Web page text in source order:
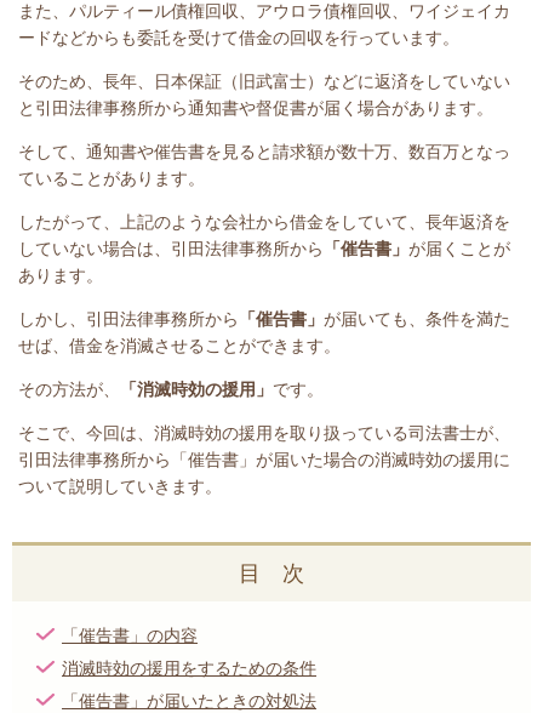
また、パルティール債権回収、アウロラ債権回収、ワイジェイカ
ードなどからも委託を受けて借金の回収を行っています。
そのため、長年、日本保証（旧武富士）などに返済をしていない
と引田法律事務所から通知書や督促書が届く場合があります。
そして、通知書や催告書を見ると請求額が数十万、数百万となっ
ていることがあります。
したがって、上記のような会社から借金をしていて、長年返済を
していない場合は、引田法律事務所から
「催告書」 が届くことが
あります。
しかし、引田法律事務所から 「催告書」 が届いても、条件を満た
せば、借金を消滅させることができます。
その方法が、 「消滅時効の援用」 です。
そこで、今回は、消滅時効の援用を取り扱っている司法書士が、
引田法律事務所から「催告書」が届いた場合の消滅時効の援用に
ついて説明していきます。
目 次
「催告書」の内容
消滅時効の援用をするための条件
「催告書」が届いたときの対処法